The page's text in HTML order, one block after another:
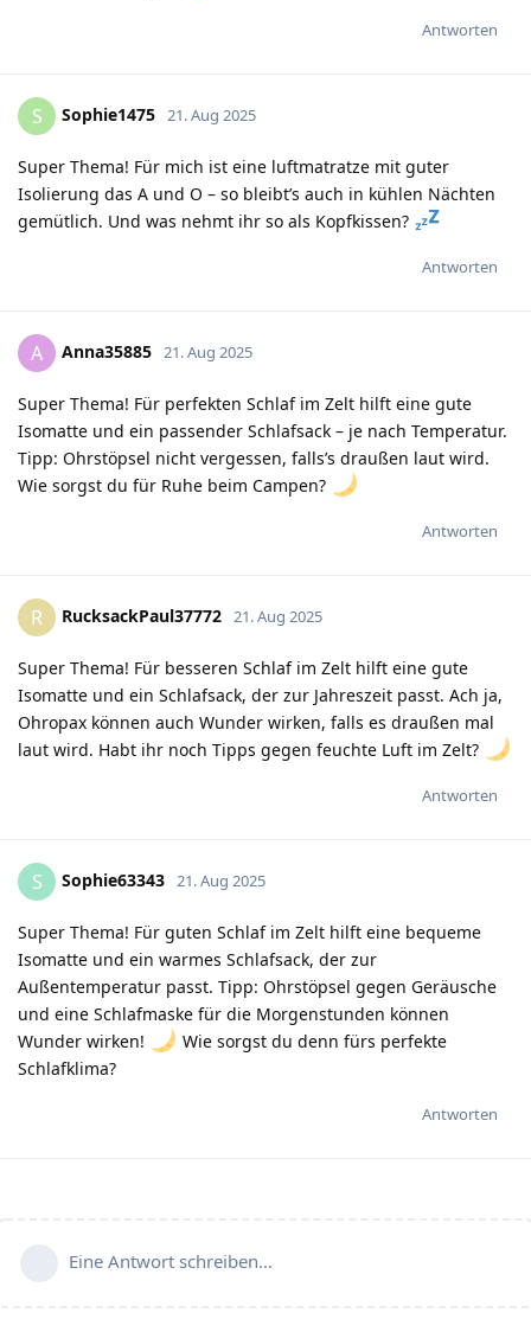
Antworten
S Sophie1475 21. Aug 2025
Super Thema! Für mich ist eine luftmatratze mit guter
Isolierung das A und O – so bleibt’s auch in kühlen Nächten
gemütlich. Und was nehmt ihr so als Kopfkissen?
Antworten
A Anna35885 21. Aug 2025
Super Thema! Für perfekten Schlaf im Zelt hilft eine gute
Isomatte und ein passender Schlafsack – je nach Temperatur.
Tipp: Ohrstöpsel nicht vergessen, falls’s draußen laut wird.
Wie sorgst du für Ruhe beim Campen?
Antworten
R RucksackPaul37772 21. Aug 2025
Super Thema! Für besseren Schlaf im Zelt hilft eine gute
Isomatte und ein Schlafsack, der zur Jahreszeit passt. Ach ja,
Ohropax können auch Wunder wirken, falls es draußen mal
laut wird. Habt ihr noch Tipps gegen feuchte Luft im Zelt?
Antworten
S Sophie63343 21. Aug 2025
Super Thema! Für guten Schlaf im Zelt hilft eine bequeme
Isomatte und ein warmes Schlafsack, der zur
Außentemperatur passt. Tipp: Ohrstöpsel gegen Geräusche
und eine Schlafmaske für die Morgenstunden können
Wunder wirken!
Wie sorgst du denn fürs perfekte
Schlafklima?
Antworten
Eine Antwort schreiben…